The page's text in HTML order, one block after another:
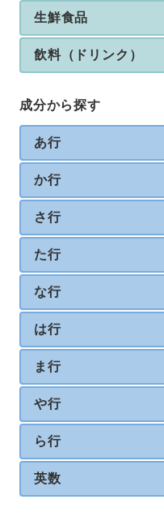
生鮮食品
飲料（ドリンク）
成分から探す
あ行
か行
さ行
た行
な行
は行
ま行
や行
ら行
英数